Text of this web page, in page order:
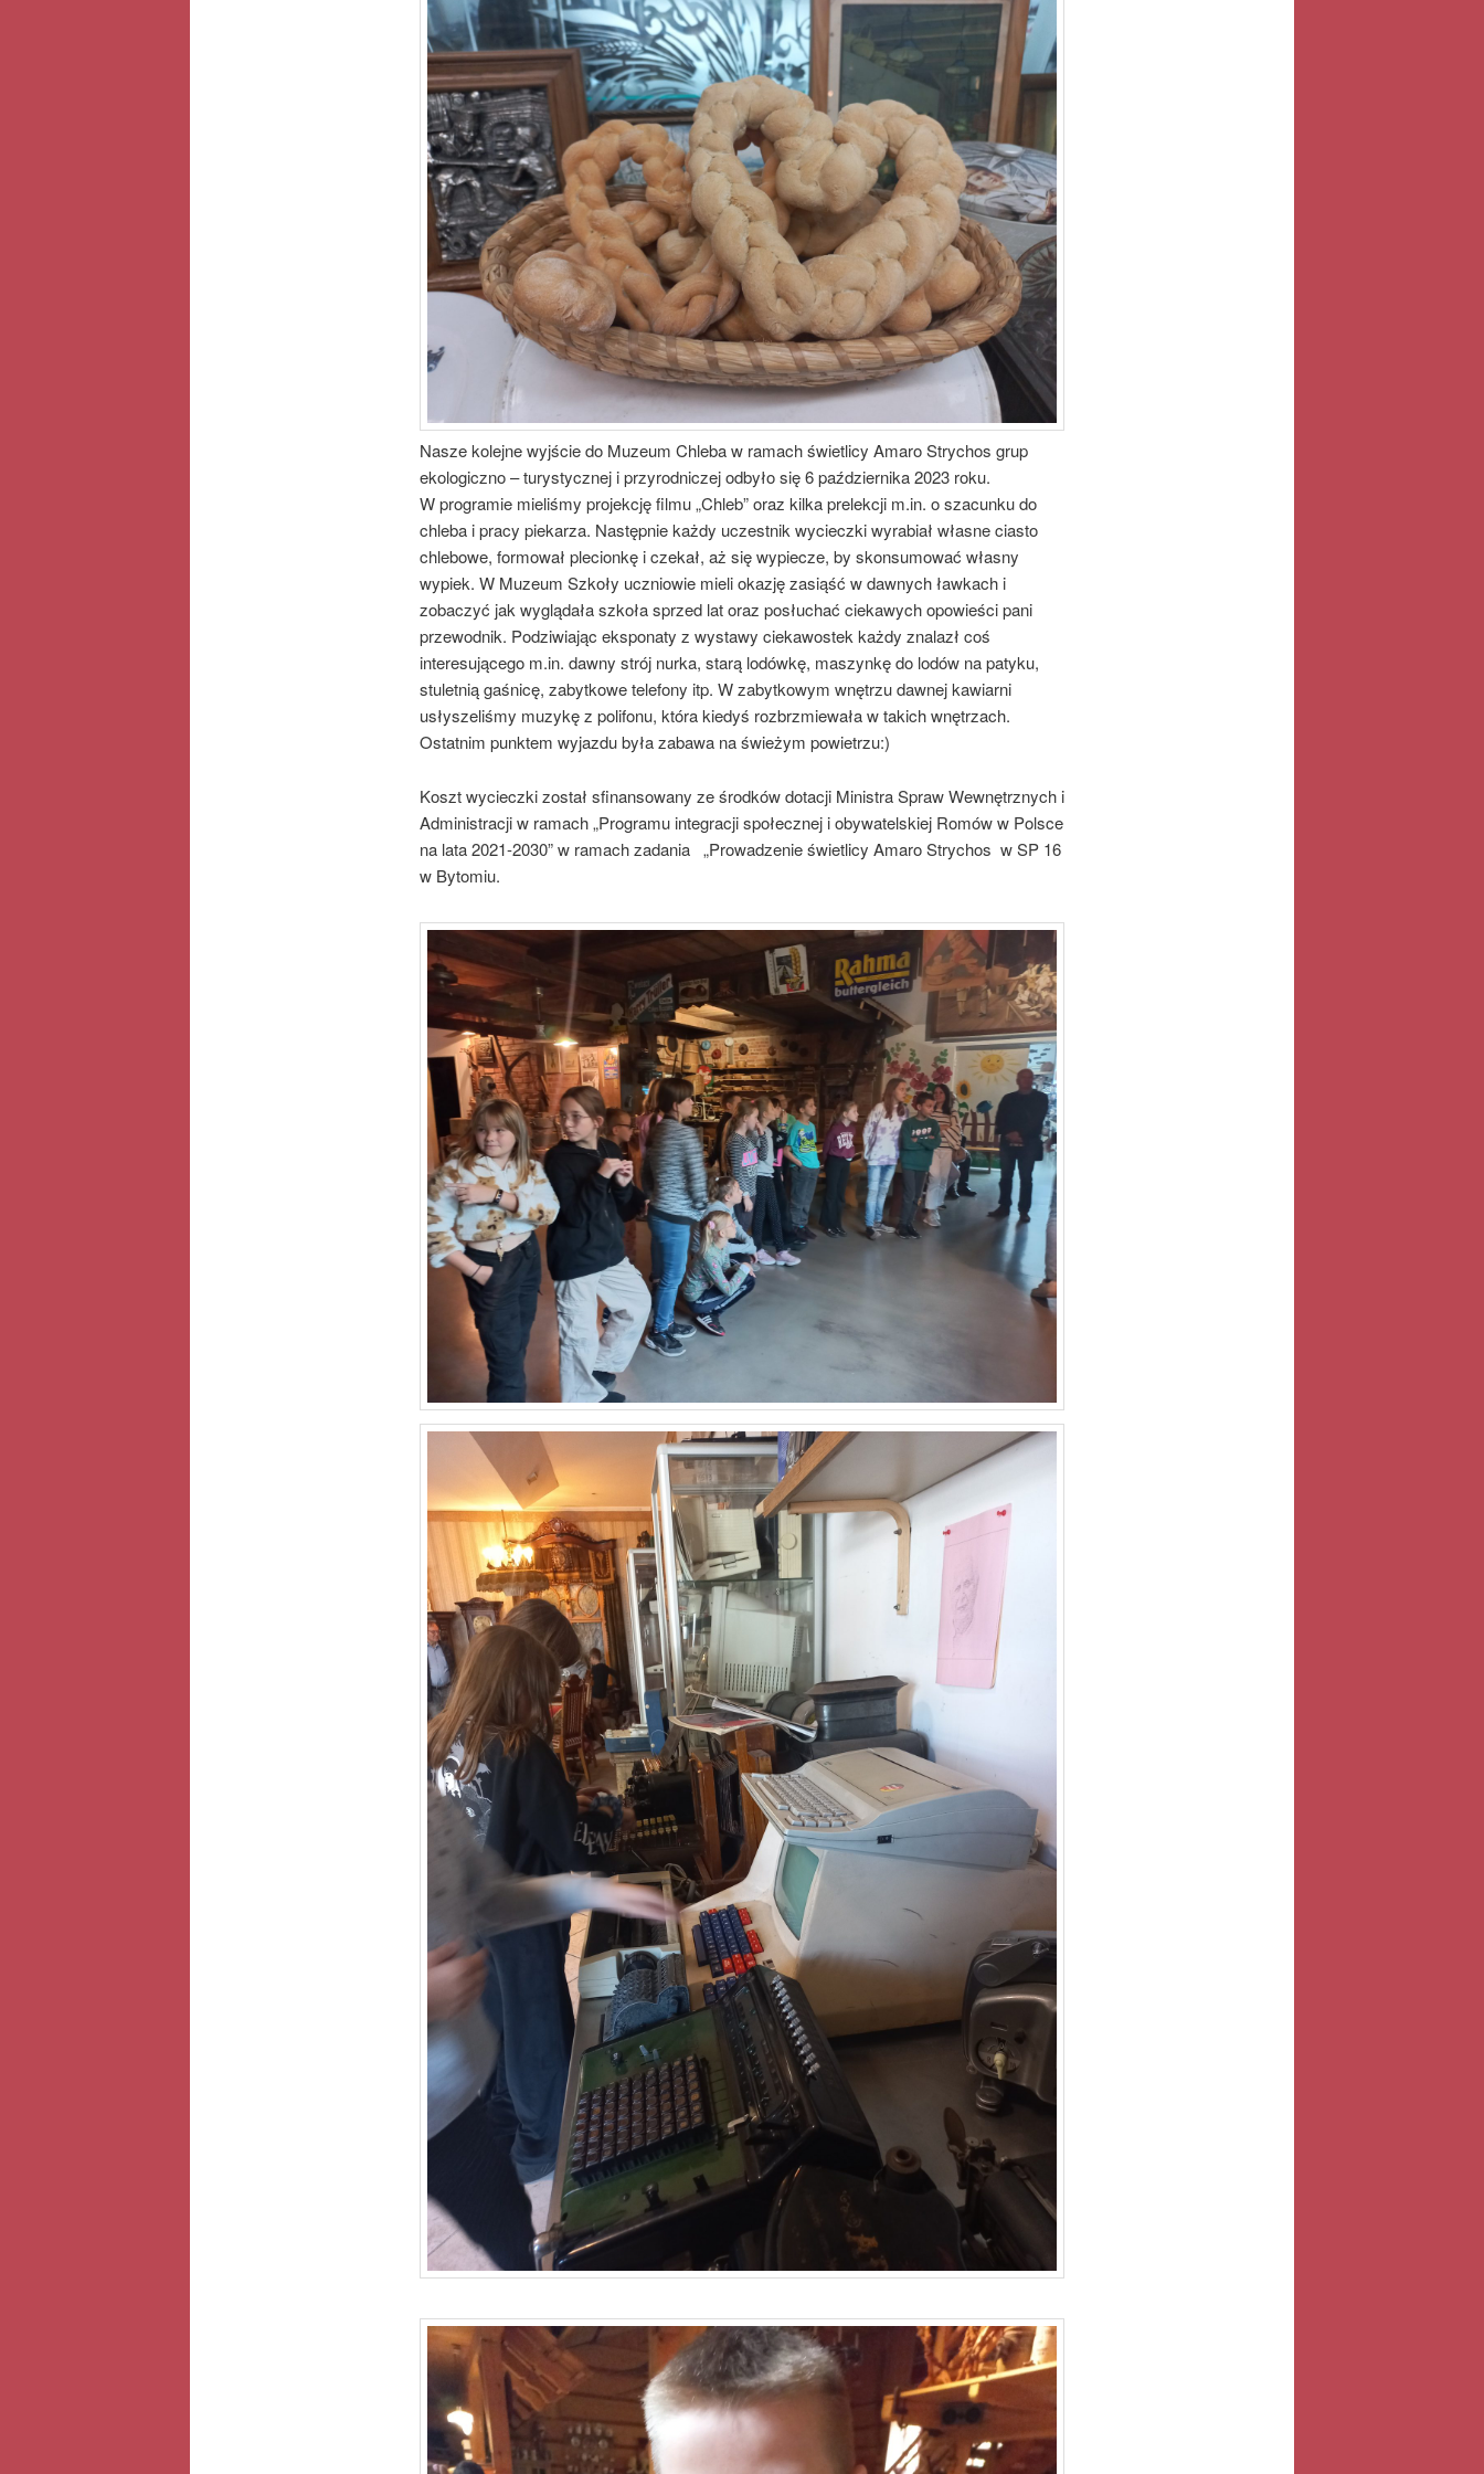
Nasze kolejne wyjście do Muzeum Chleba w ramach świetlicy Amaro Strychos grup
ekologiczno – turystycznej i przyrodniczej odbyło się 6 października 2023 roku.
W programie mieliśmy projekcję filmu „Chleb” oraz kilka prelekcji m.in. o szacunku do
chleba i pracy piekarza. Następnie każdy uczestnik wycieczki wyrabiał własne ciasto
chlebowe, formował plecionkę i czekał, aż się wypiecze, by skonsumować własny
wypiek. W Muzeum Szkoły uczniowie mieli okazję zasiąść w dawnych ławkach i
zobaczyć jak wyglądała szkoła sprzed lat oraz posłuchać ciekawych opowieści pani
przewodnik. Podziwiając eksponaty z wystawy ciekawostek każdy znalazł coś
interesującego m.in. dawny strój nurka, starą lodówkę, maszynkę do lodów na patyku,
stuletnią gaśnicę, zabytkowe telefony itp. W zabytkowym wnętrzu dawnej kawiarni
usłyszeliśmy muzykę z polifonu, która kiedyś rozbrzmiewała w takich wnętrzach.
Ostatnim punktem wyjazdu była zabawa na świeżym powietrzu:)
Koszt wycieczki został sfinansowany ze środków dotacji Ministra Spraw Wewnętrznych i
Administracji w ramach „Programu integracji społecznej i obywatelskiej Romów w Polsce
na lata 2021-2030” w ramach zadania „Prowadzenie świetlicy Amaro Strychos w SP 16
w Bytomiu.